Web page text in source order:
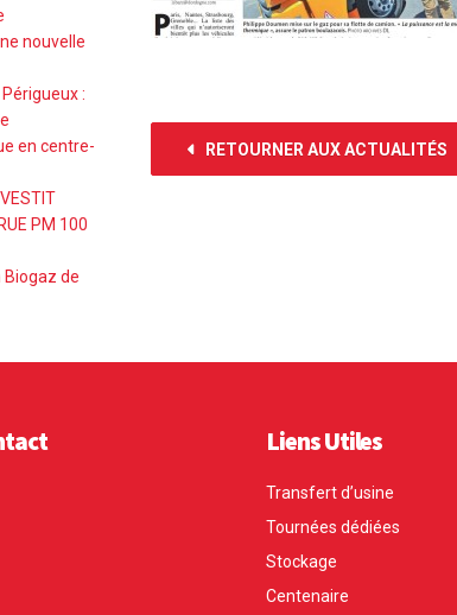
RETOURNER AUX ACTUALITÉS
nouvelle
:
en centre-
PM 100
de
Liens Utiles
Transfert d’usine
Tournées dédiées
Stockage
Centenaire